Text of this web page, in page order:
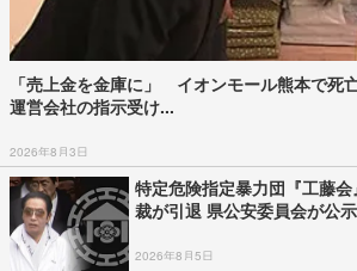
「売上金を金庫に」 イオンモール熊本で
運営会社の指示受け...
2026年8月3日
特定危険指定暴力団『工藤
裁が引退 県公安委員会が公
2026年8月5日